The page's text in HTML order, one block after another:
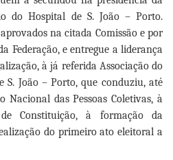
do Hospital de S. João – Porto.
na citada Comissão e por
Federação, e entregue a liderança
à já referida Associação do
João – Porto, que conduziu, até
Nacional das Pessoas Coletivas, à
Constituição, à formação da
do primeiro ato eleitoral a